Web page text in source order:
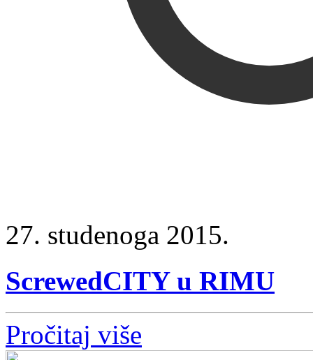
27. studenoga 2015.
ScrewedCITY u RIMU
Pročitaj više